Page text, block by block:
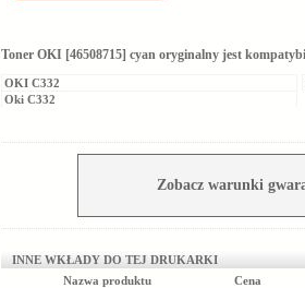
Toner OKI [46508715] cyan oryginalny jest
OKI C332
Oki C332
Zobacz warunki
INNE WKŁADY DO TEJ DRUKARKI
Nazwa produktu
Cena